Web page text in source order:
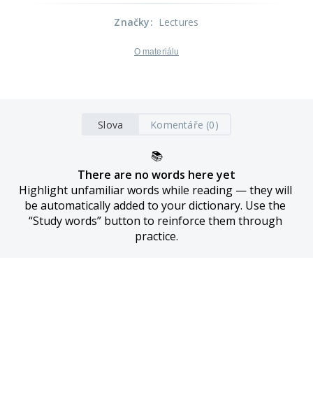
Značky: Lectures
O materiálu
Slova Komentáře (0)
📚
There are no words here yet
Highlight unfamiliar words while reading — they will
be automatically added to your dictionary. Use the
“Study words” button to reinforce them through
practice.